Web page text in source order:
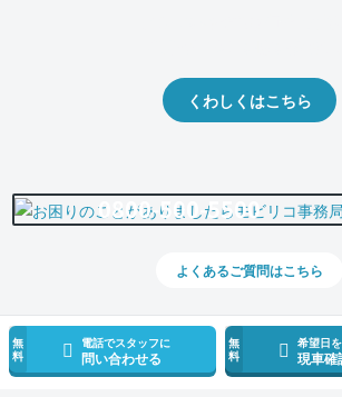
無
料
電話でスタッフに
問い合わせる
無
料
希望日
現車確
くわしくはこちら
0800-500-5500
よくあるご質問はこちら